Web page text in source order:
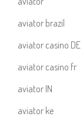
aviator brazil
aviator casino DE
aviator casino fr
aviator IN
aviator ke